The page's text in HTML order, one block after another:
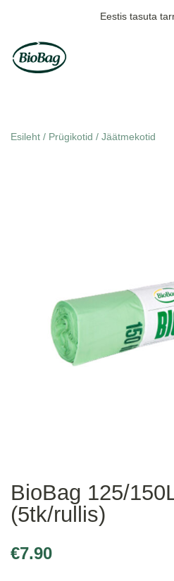
Eestis tasuta
Esileht / Prügikotid / Jäätmekotid
BioBag 125/
(5tk/rullis)
€7.90